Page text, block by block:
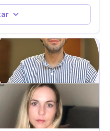
es en mi
a esas cuestiones
cambios. Soy una
psicoanálisis y también
de ser un mejor